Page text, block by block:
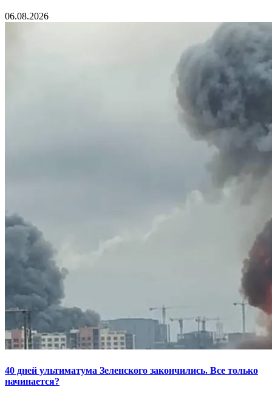
06.08.2026
40 дней ультиматума Зеленского закончились. Все только
начинается?